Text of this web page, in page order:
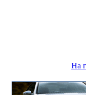
На